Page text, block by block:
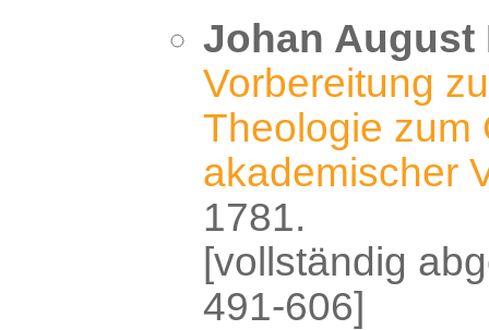
Johan August
Vorbereitung
Theologie zum
akademischer
1781.
[vollständig
491-606]